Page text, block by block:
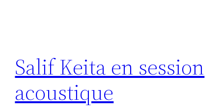
Salif Keita en session
acoustique